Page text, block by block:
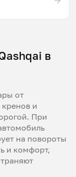
в
от
и
При
на повороты
и комфорт,